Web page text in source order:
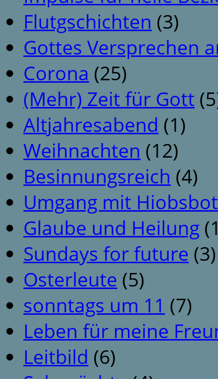
Flutgschichten (3)
Gottes Versprechen
Corona (25)
(Mehr) Zeit für Gott
Altjahresabend (1)
Weihnachten (12)
Besinnungsreich (4)
Umgang mit
Glaube und Heilung
Sundays for future (3)
Osterleute (5)
sonntags um 11 (7)
Leben für meine
Leitbild (6)